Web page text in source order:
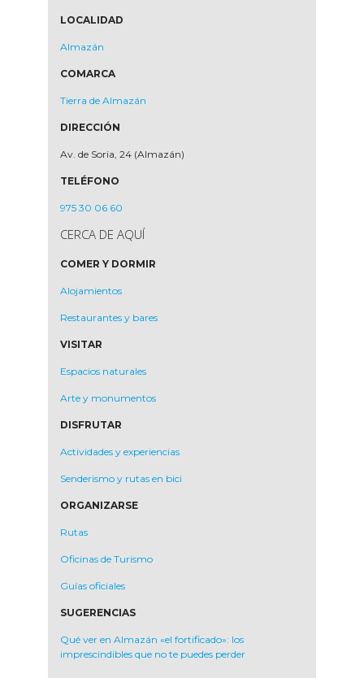
LOCALIDAD
Almazán
COMARCA
Tierra de Almazán
DIRECCIÓN
Av. de Soria, 24 (Almazán)
TELÉFONO
975 30 06 60
CERCA DE AQUÍ
COMER Y DORMIR
Alojamientos
Restaurantes y bares
VISITAR
Espacios naturales
Arte y monumentos
DISFRUTAR
Actividades y experiencias
Senderismo y rutas en bici
ORGANIZARSE
Rutas
Oficinas de Turismo
Guías oficiales
SUGERENCIAS
Qué ver en Almazán «el fortificado»: los
imprescindibles que no te puedes perder